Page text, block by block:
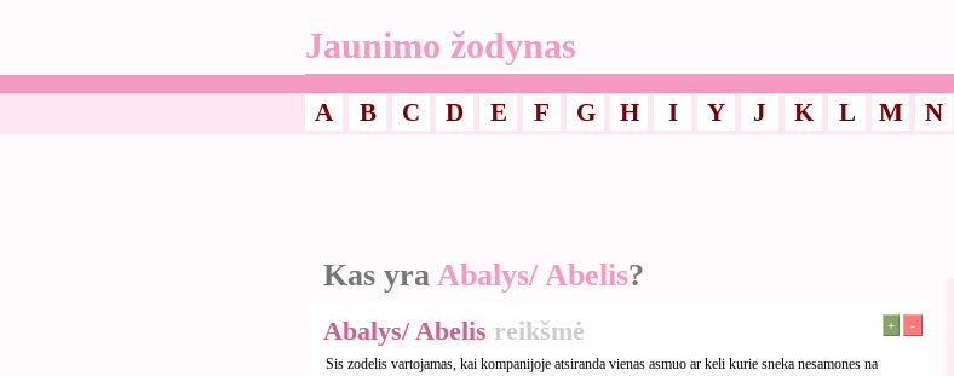
Jaunimo žodynas
A B C D E F G H I Y J K L M N
Kas yra Abalys/ Abelis?
Abalys/ Abelis reikšmė + -
Sis zodelis vartojamas, kai kompanijoje atsiranda vienas asmuo ar keli kurie sneka nesamones na